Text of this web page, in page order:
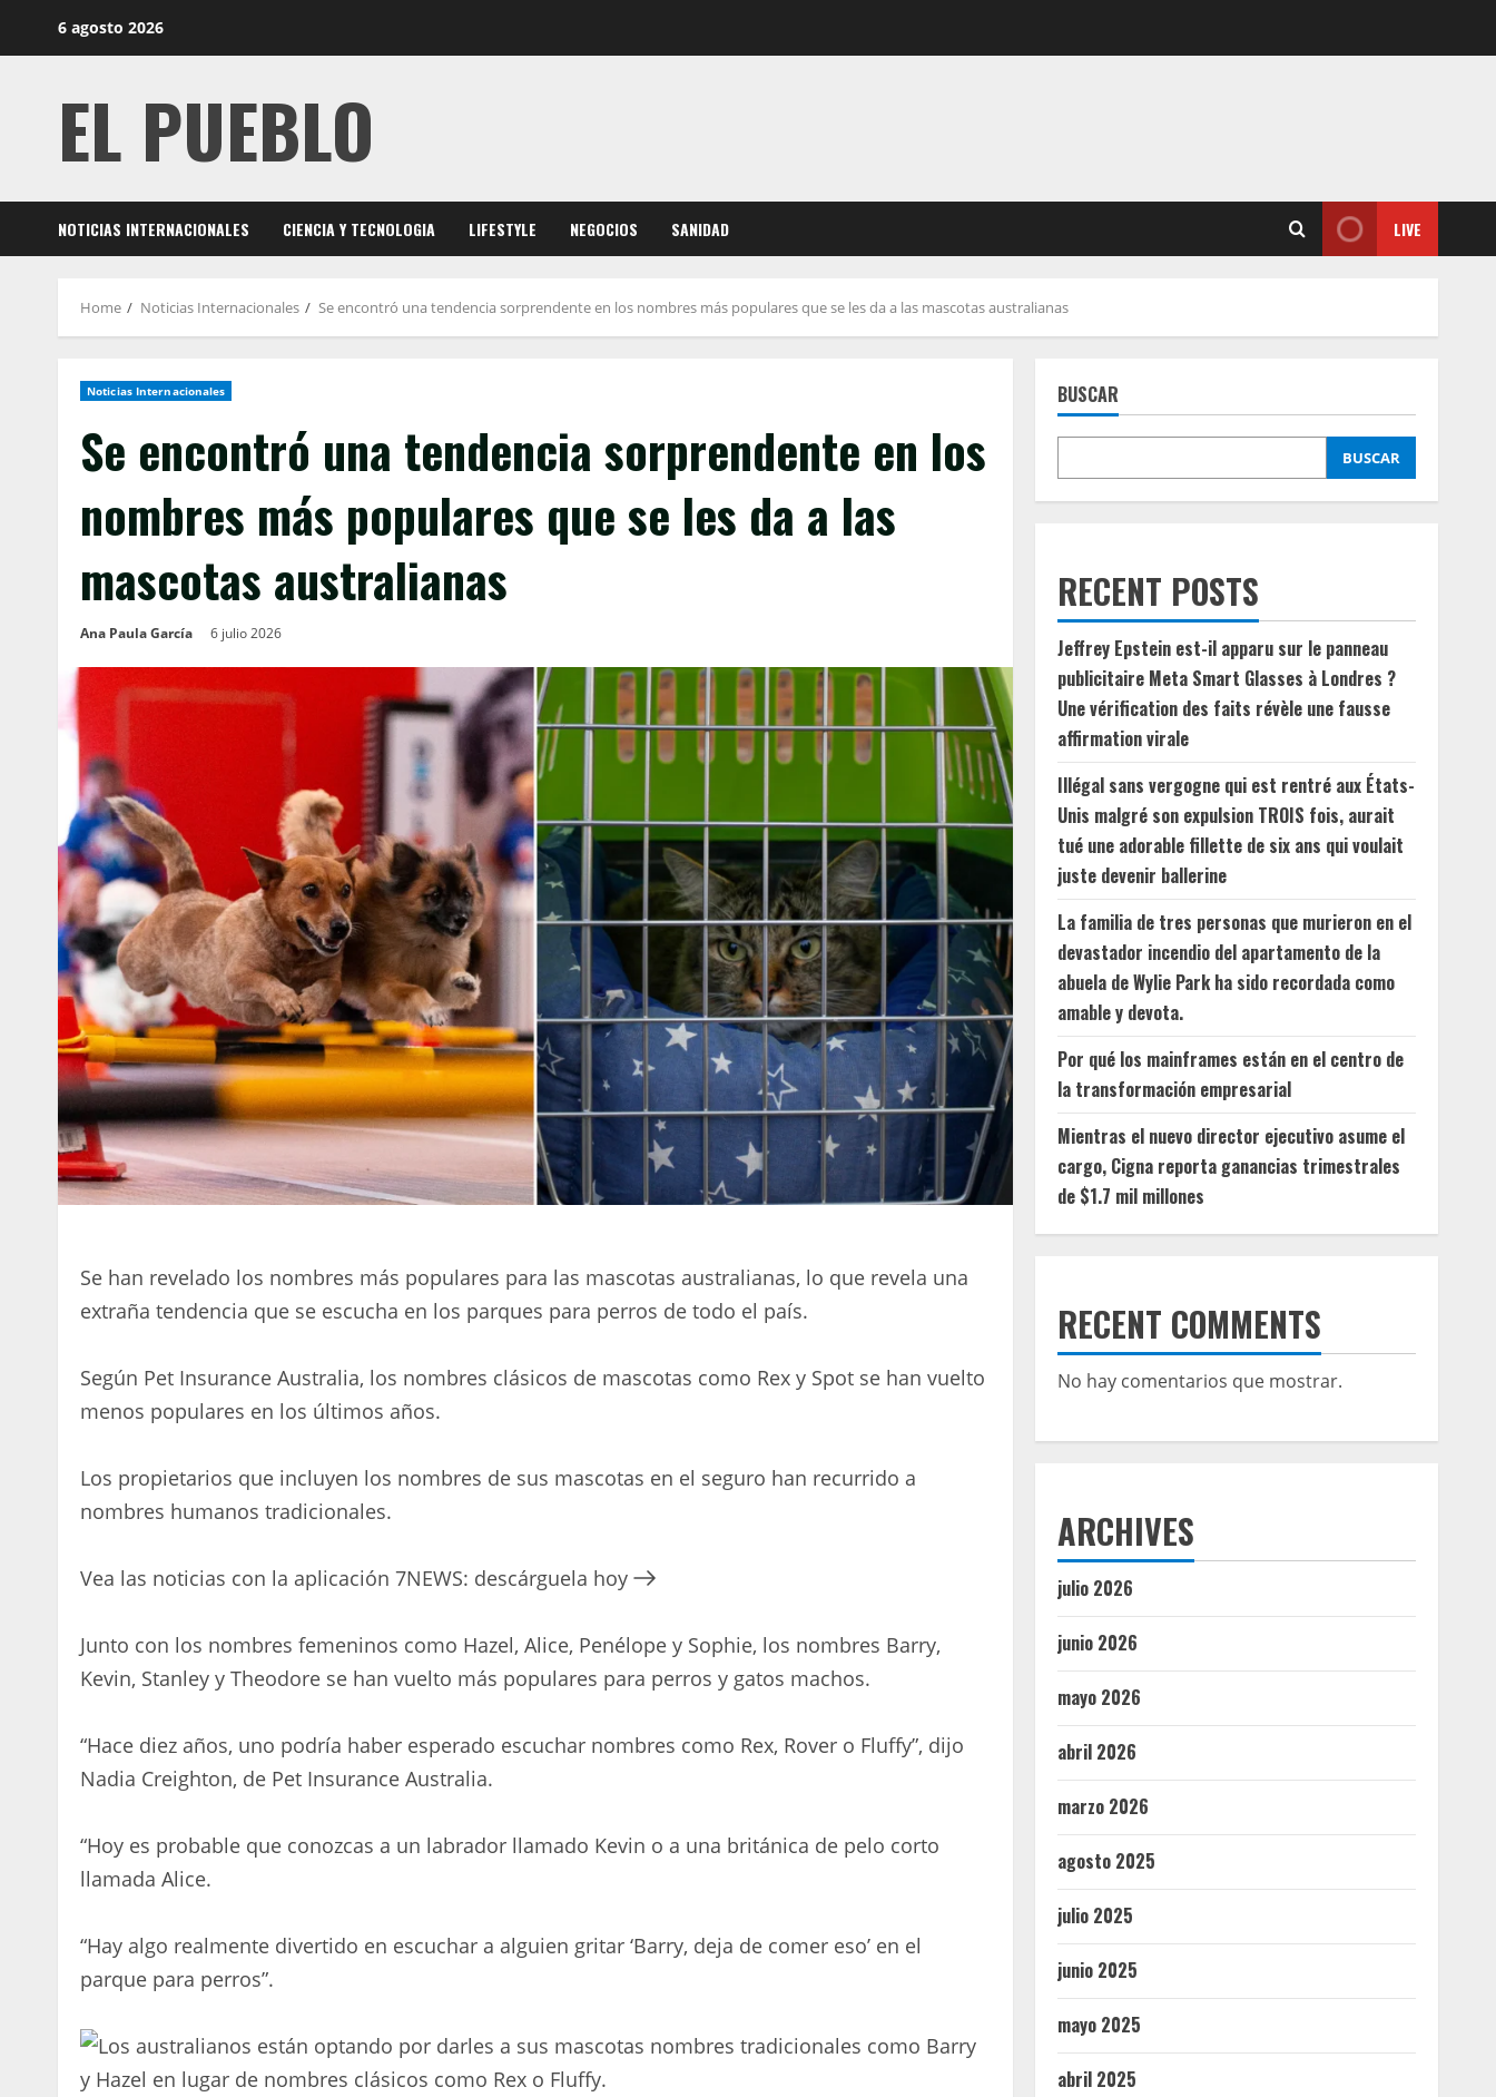
6 agosto 2026
EL PUEBLO
NOTICIAS INTERNACIONALES CIENCIA Y TECNOLOGIA LIFESTYLE NEGOCIOS SANIDAD LIVE
Home Noticias Internacionales Se encontró una tendencia sorprendente en los nombres más populares que se les da a las mascotas australianas
Noticias Internacionales
Se encontró una tendencia sorprendente en los
nombres más populares que se les da a las
mascotas australianas
Ana Paula García 6 julio 2026
Se han revelado los nombres más populares para las mascotas australianas, lo que revela una
extraña tendencia que se escucha en los parques para perros de todo el país.
Según Pet Insurance Australia, los nombres clásicos de mascotas como Rex y Spot se han vuelto
menos populares en los últimos años.
Los propietarios que incluyen los nombres de sus mascotas en el seguro han recurrido a
nombres humanos tradicionales.
Vea las noticias con la aplicación 7NEWS: descárguela hoy
Junto con los nombres femeninos como Hazel, Alice, Penélope y Sophie, los nombres Barry,
Kevin, Stanley y Theodore se han vuelto más populares para perros y gatos machos.
“Hace diez años, uno podría haber esperado escuchar nombres como Rex, Rover o Fluffy”, dijo
Nadia Creighton, de Pet Insurance Australia.
“Hoy es probable que conozcas a un labrador llamado Kevin o a una británica de pelo corto
llamada Alice.
“Hay algo realmente divertido en escuchar a alguien gritar ‘Barry, deja de comer eso’ en el
parque para perros”.
BUSCAR
BUSCAR
RECENT POSTS
Jeffrey Epstein est-il apparu sur le panneau
publicitaire Meta Smart Glasses à Londres ?
Une vérification des faits révèle une fausse
affirmation virale
Illégal sans vergogne qui est rentré aux États-
Unis malgré son expulsion TROIS fois, aurait
tué une adorable fillette de six ans qui voulait
juste devenir ballerine
La familia de tres personas que murieron en el
devastador incendio del apartamento de la
abuela de Wylie Park ha sido recordada como
amable y devota.
Por qué los mainframes están en el centro de
la transformación empresarial
Mientras el nuevo director ejecutivo asume el
cargo, Cigna reporta ganancias trimestrales
de $1.7 mil millones
RECENT COMMENTS
No hay comentarios que mostrar.
ARCHIVES
julio 2026
junio 2026
mayo 2026
abril 2026
marzo 2026
agosto 2025
julio 2025
junio 2025
mayo 2025
abril 2025